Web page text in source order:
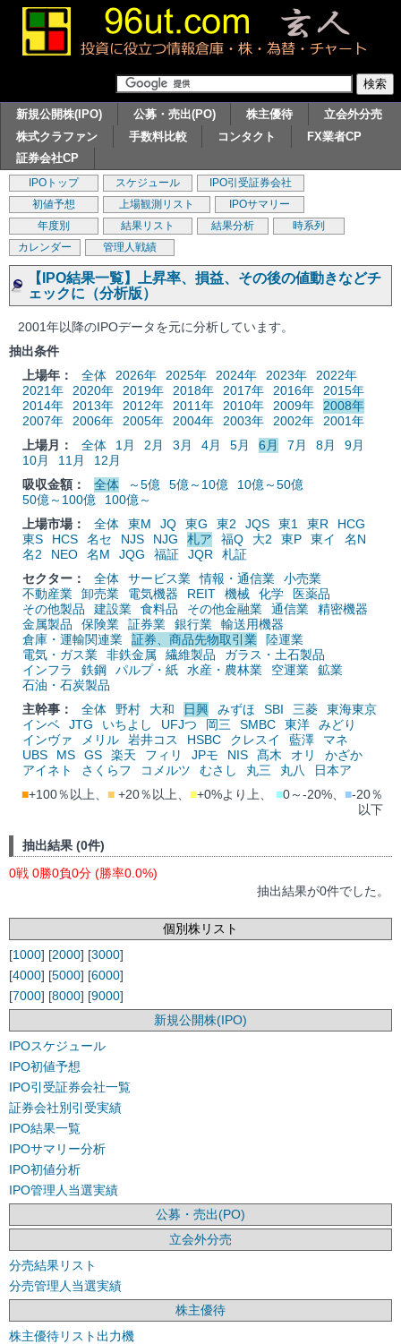
新規公開株(IPO) 公募・売出(PO) 株主優待
立会外分売
株式クラファン
手数料比較 コンタクト
FX業者CP
証券会社CP
IPOトップ スケジュール
IPO引受証券会社
初値予想
上場観測リスト
IPOサマリー
年度別
結果リスト 結果分析
時系列
カレンダー
管理人戦績
【IPO結果一覧】上昇率、損益、その後の値動きなどチ
ェックに（分析版）
2001年以降のIPOデータを元に分析しています。
抽出条件
上場年：
全体 2026年 2025年 2024年 2023年
2022年
2021年
2020年 2019年 2018年 2017年 2016年
2015年
2014年
2013年 2012年 2011年 2010年 2009年
2008年
2007年
2006年 2005年 2004年 2003年 2002年
2001年
上場月：
全体 1月 2月 3月 4月 5月 6月 7月 8月
9月
10月
11月
12月
吸収金額：
全体 ～5億 5億～10億
10億～50億
50億～100億
100億～
上場市場：
全体 東M JQ 東G 東2 JQS 東1 東R
HCG
東S
HCS 名セ NJS NJG 札ア 福Q 大2 東P 東イ
名N
名2
NEO 名M JQG 福証 JQR
札証
セクター：
全体 サービス業 情報・通信業
小売業
不動産業
卸売業 電気機器 REIT 機械 化学
医薬品
その他製品
建設業 食料品 その他金融業 通信業
精密機器
金属製品
保険業 証券業 銀行業
輸送用機器
倉庫・運輸関連業
証券、商品先物取引業
陸運業
電気・ガス業
非鉄金属 繊維製品
ガラス・土石製品
インフラ
鉄鋼 パルプ・紙 水産・農林業 空運業
鉱業
石油・石炭製品
主幹事：
全体 野村 大和 日興 みずほ SBI 三菱
東海東京
インベ
JTG いちよし UFJつ 岡三 SMBC 東洋
みどり
インヴァ
メリル 岩井コス HSBC クレスイ 藍澤
マネ
UBS
MS GS 楽天 フィリ JPモ NIS 髙木 オリ
かざか
アイネト
さくらフ コメルツ むさし 丸三 丸八
日本ア
■+100％以上、 ■ +20％以上、 ■+0%より上、 ■0～-20%、 ■-20％
以下
抽出結果 (0件)
0戦 0勝0負0分 (勝率0.0%)
抽出結果が0件でした。
個別株リスト
[1000] [2000] [3000]
[4000] [5000] [6000]
[7000] [8000] [9000]
新規公開株(IPO)
IPOスケジュール
IPO初値予想
IPO引受証券会社一覧
証券会社別引受実績
IPO結果一覧
IPOサマリー分析
IPO初値分析
IPO管理人当選実績
公募・売出(PO)
立会外分売
分売結果リスト
分売管理人当選実績
株主優待
株主優待リスト出力機